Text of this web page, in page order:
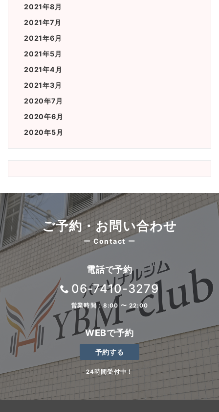
2021年8月
2021年7月
2021年6月
2021年5月
2021年4月
2021年3月
2020年7月
2020年6月
2020年5月
ご予約・お問い合わせ
ー Contact ー
電話で予約
06-7410-3279
営業時間：8:00 〜 22:00
WEBで予約
予約する
24時間受付中！